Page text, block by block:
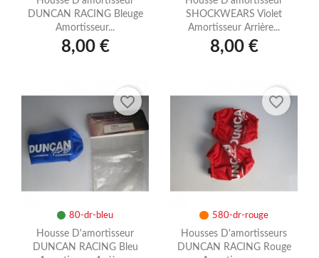
DUNCAN RACING Bleuge
Amortisseur...
8,00 €
SHOCKWEARS Violet
Amortisseur Arrière...
8,00 €
80-dr-bleu
Housse D'amortisseur
DUNCAN RACING Bleu
favorite_border
580-dr-rouge
Housses D'amortisseurs
DUNCAN RACING Rouge
favorite_border